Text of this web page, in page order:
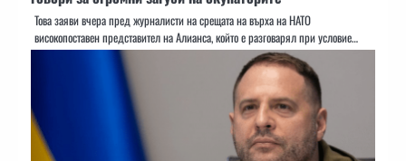
Това заяви вчера пред журналисти на срещата на върха на НАТО
високопоставен представител на Алианса, който е разговарял при условие…